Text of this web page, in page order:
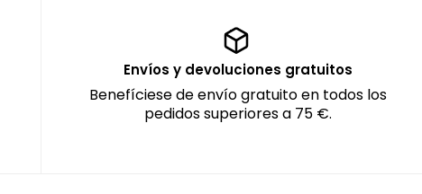
Envíos y devoluciones gratuitos
Benefíciese de envío gratuito en todos los
pedidos superiores a 75 €.